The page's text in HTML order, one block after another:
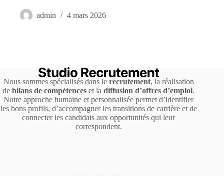
admin 4 mars 2026
Nous sommes spécialisés dans le recrutement, la réalisation
debilans de compétences et ladiffusion d’offres d’emploi.
Notre approche humaine et personnalisée permet d’identifier
les bons profils, d’accompagner les transitions de carrière et de
connecter les candidats aux opportunités qui leur
correspondent.